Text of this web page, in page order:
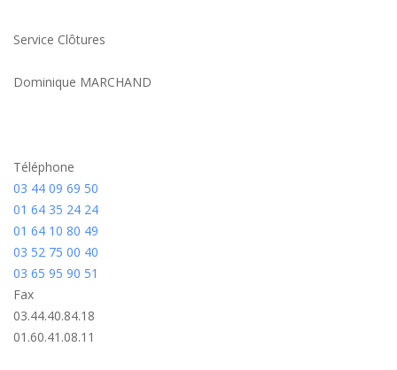
Service Clôtures
Dominique MARCHAND
Téléphone
03 44 09 69 50
01 64 35 24 24
01 64 10 80 49
03 52 75 00 40
03 65 95 90 51
Fax
03.44.40.84.18
01.60.41.08.11